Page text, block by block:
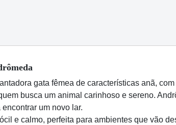
gata fêmea de características anã,
busca um animal carinhoso e sereno.
um novo lar.
e calmo, perfeita para ambientes que vão